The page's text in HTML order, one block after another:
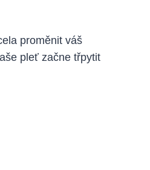
proměnit váš
pleť začne třpytit